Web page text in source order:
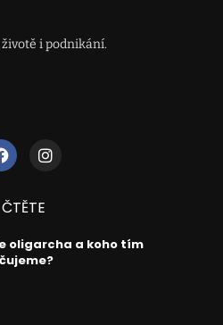
i podnikání.
ČTĚTE
oligarcha a koho tím